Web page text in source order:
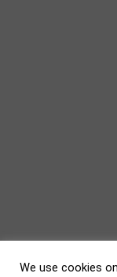
We use cookies